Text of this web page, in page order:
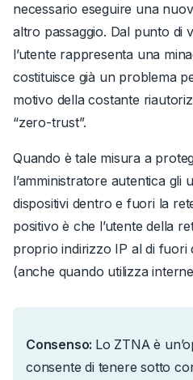
necessario eseguire una
altro passaggio. Dal punto di
l’utente rappresenta una
costituisce già un problema
motivo della costante
“zero-trust”.
Quando è tale misura a
l’amministratore autentica gli
dispositivi dentro e fuori la
positivo è che l’utente della
proprio indirizzo IP al di fuori
(anche quando utilizza
Consenso: Lo ZTNA è
consente di tenere sotto